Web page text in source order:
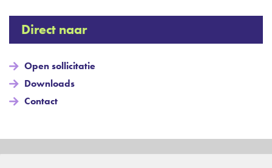
Direct naar
Open sollicitatie
Downloads
Contact